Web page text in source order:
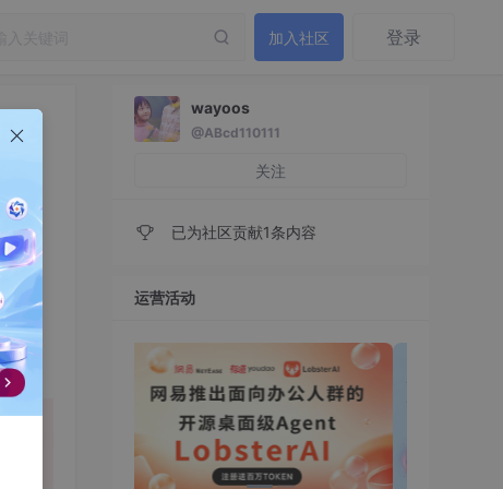
加入社区 登录
等功
wayoos
@ABcd110111
关注
已为社区贡献1条内容
运营活动